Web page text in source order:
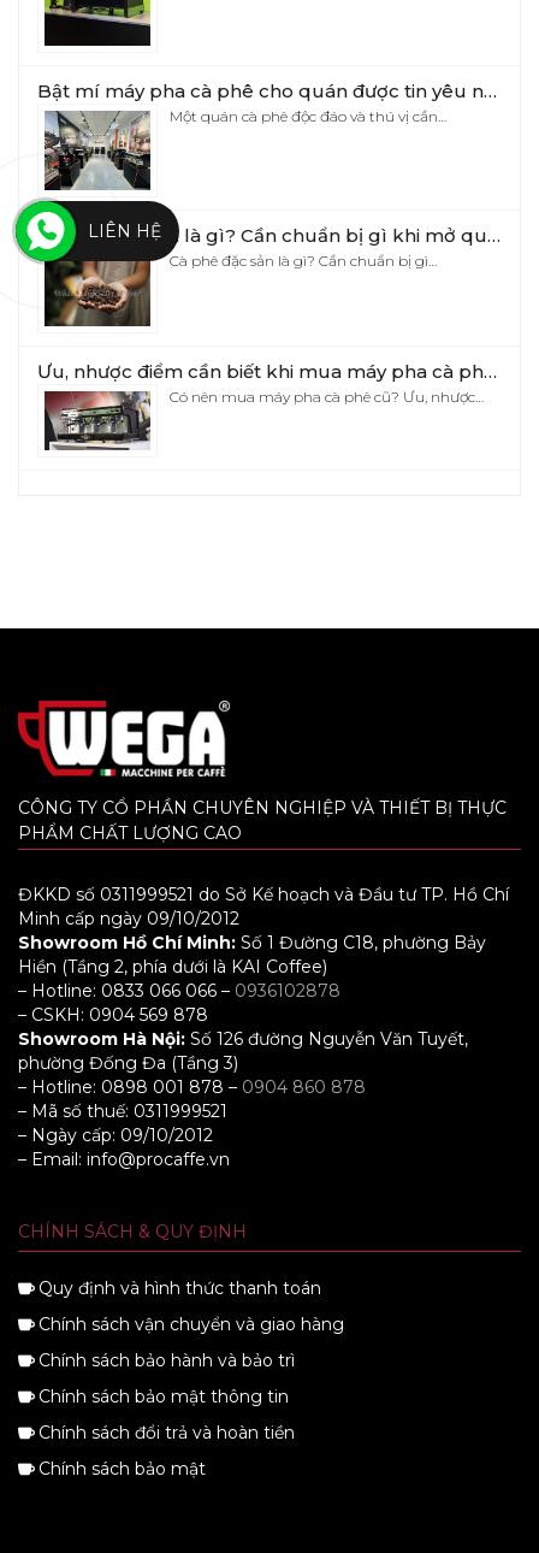
Bật mí máy pha cà phê cho quán được tin yêu nhất hiện nay
Một quán cà phê độc đáo và thú vị cần…
Cà phê đặc sản là gì? Cần chuẩn bị gì khi mở quán cà phê đặc sản?
Cà phê đặc sản là gì? Cần chuẩn bị gì…
Ưu, nhược điểm cần biết khi mua máy pha cà phê cũ
Có nên mua máy pha cà phê cũ? Ưu, nhược…
CÔNG TY CỔ PHẦN CHUYÊN NGHIỆP VÀ THIẾT BỊ THỰC
PHẨM CHẤT LƯỢNG CAO
ĐKKD số 0311999521 do Sở Kế hoạch và Đầu tư TP. Hồ Chí
Minh cấp ngày 09/10/2012
Showroom Hồ Chí Minh: Số 1 Đường C18, phường Bảy
Hiền (Tầng 2, phía dưới là KAI Coffee)
– Hotline: 0833 066 066 – 0936102878
– CSKH: 0904 569 878
Showroom Hà Nội: Số 126 đường Nguyễn Văn Tuyết,
phường Đống Đa (Tầng 3)
– Hotline: 0898 001 878 – 0904 860 878
– Mã số thuế: 0311999521
– Ngày cấp: 09/10/2012
– Email: info@procaffe.vn
CHÍNH SÁCH & QUY ĐỊNH
Quy định và hình thức thanh toán
Chính sách vận chuyển và giao hàng
Chính sách bảo hành và bảo trì
Chính sách bảo mật thông tin
Chính sách đổi trả và hoàn tiền
Chính sách bảo mật
LIÊN HỆ